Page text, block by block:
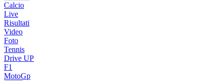
Calcio
Live
Risultati
Video
Foto
Tennis
Drive UP
F1
MotoGp